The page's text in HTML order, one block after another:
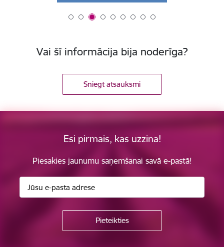
Vai šī informācija bija noderīga?
Sniegt atsauksmi
Esi pirmais, kas uzzina!
Piesakies jaunumu saņemšanai savā e-pastā!